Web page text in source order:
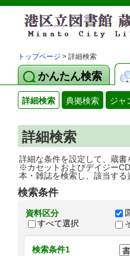
トップページ > 詳細検索
かんたん検索
詳細検索 典拠検索 ジャ
詳細検索
詳細な条件を設定して、蔵書
※カセットおよびデイジー
本・雑誌を検索し、該当す
検索条件
資料区分
すべて選択
検索条件1